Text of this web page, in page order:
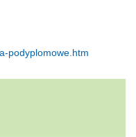
podyplomowe.htm